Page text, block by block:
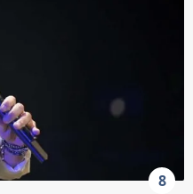
8